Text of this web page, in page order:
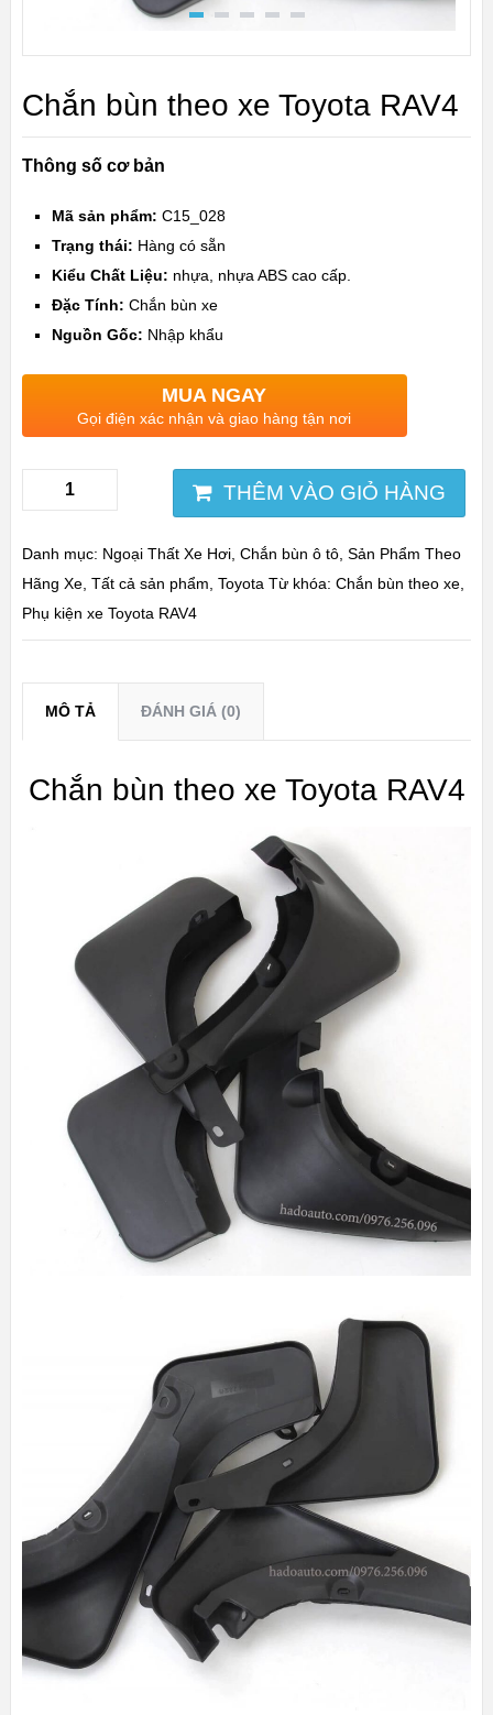
Chắn bùn theo xe Toyota RAV4
Thông số cơ bản
Mã sản phẩm: C15_028
Trạng thái: Hàng có sẵn
Kiểu Chất Liệu: nhựa, nhựa ABS cao cấp.
Đặc Tính: Chắn bùn xe
Nguồn Gốc: Nhập khẩu
MUA NGAY
Gọi điện xác nhận và giao hàng tận nơi
THÊM VÀO GIỎ HÀNG
Danh mục: Ngoại Thất Xe Hơi, Chắn bùn ô tô, Sản Phẩm Theo
Hãng Xe, Tất cả sản phẩm Toyota Từ khóa: Chắn bùn theo xe,
Phụ kiện xe Toyota RAV4
MÔ TẢ ĐÁNH GIÁ (0)
Chắn bùn theo xe Toyota RAV4